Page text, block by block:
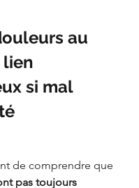
au
lien
si mal
de comprendre que
pas toujours